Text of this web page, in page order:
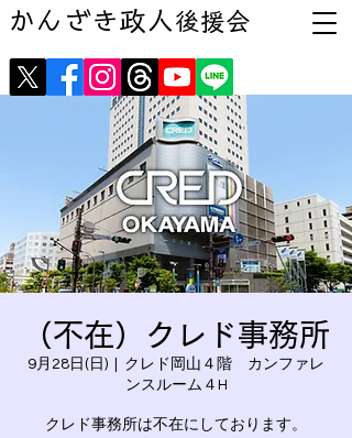
かんざき政人 後援会
（不在）クレド事務所
9月28日(日)
クレド岡山４階 カンファレ
ンスルーム４H
クレド事務所は不在にしております。